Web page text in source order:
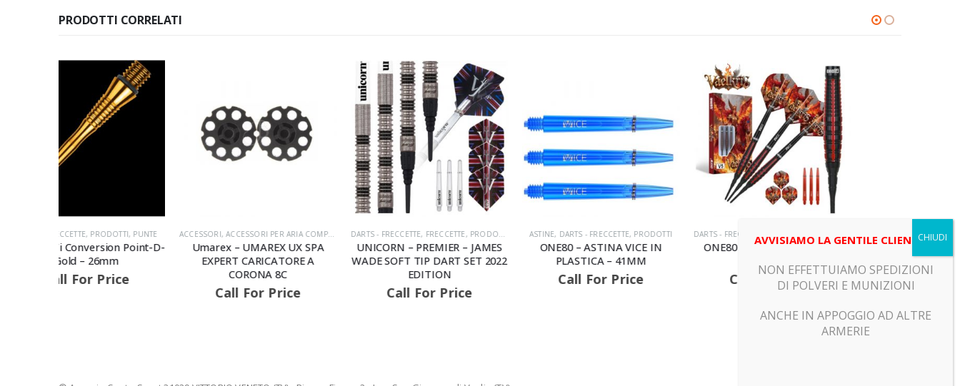
PRODOTTI CORRELATI
ACCESSORI,ACCESSORI PER ARIA COMPRESSA ,PRODOTTI
Umarex – UMAREX UX SPA
EXPERT CARICATORE A
CORONA 8C
DARTS - FRECCETTE, FRECCETTE PRODOTTI ,SOFT
UNICORN – PREMIER – JAMES
WADE SOFT TIP DART SET 2022
EDITION
Call For Price
ASTINE,DARTS - FRECCETTE PRODOTTI
ONE80 – ASTINA VICE IN
PLASTICA – 41MM
Call For Price
DARTS - FRECCETTE,FRECCETTE PRODOTTI ,SOFT
ONE80 – Vaelkris V05 Softip
18gr
Call For Price
TEMPO
Beretta – POLO CHAMPION’S
Call For Price
DARTS -
AVVISIAMO LA GENTILE CLIENTELA
NON EFFETTUIAMO SPEDIZIONI
DI POLVERI E MUNIZIONI
ANCHE IN APPOGGIO AD ALTRE
ARMERIE